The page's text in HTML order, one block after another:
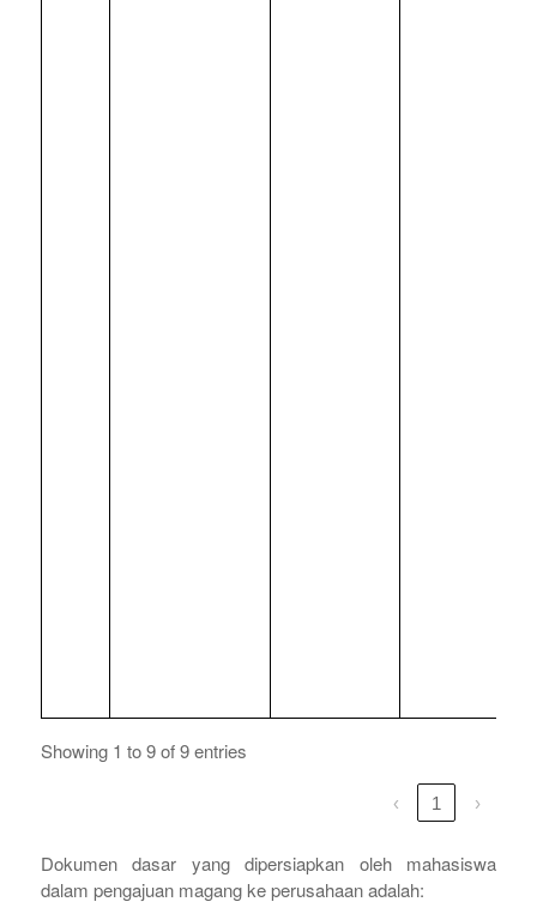
Showing 1 to 9 of 9 entries
‹ 1 ›
Dokumen dasar yang dipersiapkan oleh mahasiswa
dalam pengajuan magang ke perusahaan adalah: